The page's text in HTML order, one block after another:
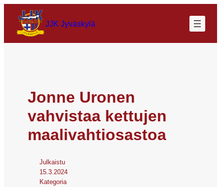
JJK Jyväskylä
Jonne Uronen
vahvistaa kettujen
maalivahtiosastoa
Julkaistu
15.3.2024
Kategoria